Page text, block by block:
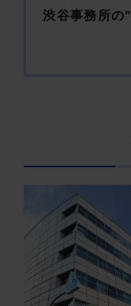
渋谷事務所の